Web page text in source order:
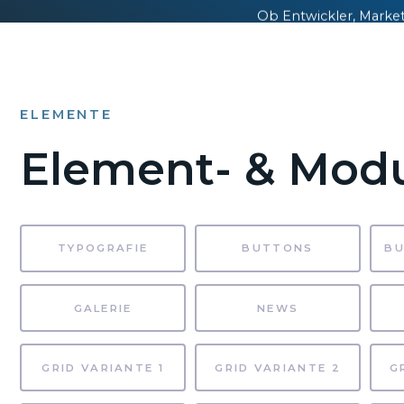
Ob Entwickler,
ELEMENTE
Element- &
TYPOGRAFIE BUTTONS
GALERIE NEWS
GRID VARIANTE 1 GRID VARIANTE 2